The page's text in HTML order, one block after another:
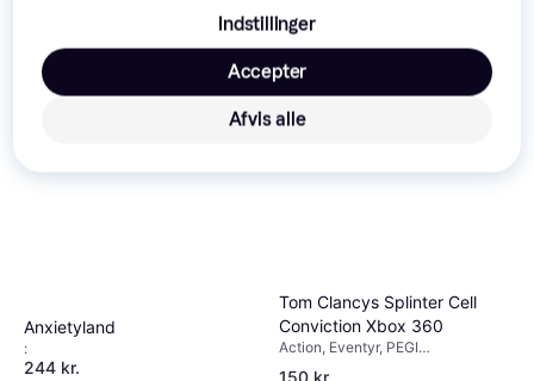
Anxietyland
:
244 kr.
Tom Clancys Splinter Cell
Conviction Xbox 360
Action, Eventyr, PEGI
150 kr.
Indstillinger
Afvis alle
Accepter